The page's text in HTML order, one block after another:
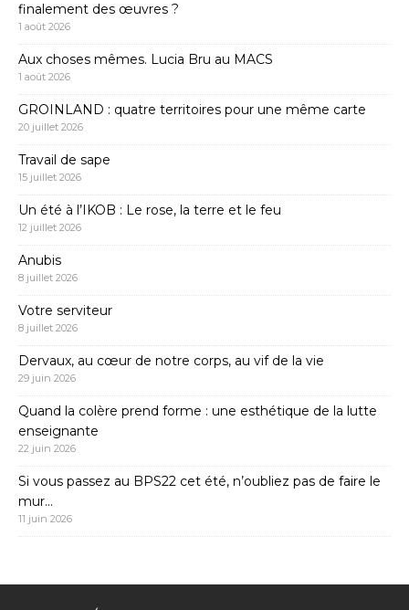
finalement des œuvres ?
1 août 2026
Aux choses mêmes. Lucia Bru au MACS
1 août 2026
GROINLAND : quatre territoires pour une même carte
20 juillet 2026
Travail de sape
15 juillet 2026
Un été à l’IKOB : Le rose, la terre et le feu
12 juillet 2026
Anubis
8 juillet 2026
Votre serviteur
8 juillet 2026
Dervaux, au cœur de notre corps, au vif de la vie
29 juin 2026
Quand la colère prend forme : une esthétique de la lutte
enseignante
22 juin 2026
Si vous passez au BPS22 cet été, n’oubliez pas de faire le
mur…
11 juin 2026